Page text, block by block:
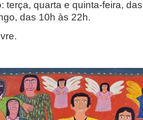
terça, quarta e quinta-feira,
das 10h às 22h.